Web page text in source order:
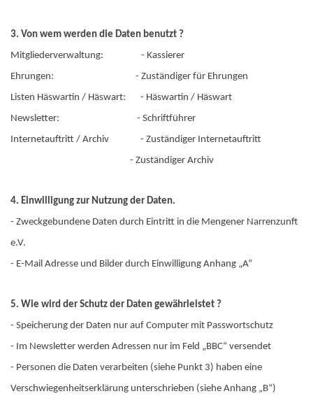
3. Von wem werden die Daten benutzt ?
Mitgliederverwaltung: - Kassierer
Ehrungen: - Zuständiger für Ehrungen
Listen Häswartin / Häswart: - Häswartin / Häswart
Newsletter: - Schriftführer
Internetauftritt / Archiv - Zuständiger Internetauftritt
- Zuständiger Archiv
4. Einwilligung zur Nutzung der Daten.
- Zweckgebundene Daten durch Eintritt in die Mengener Narrenzunft
e.V.
- E-Mail Adresse und Bilder durch Einwilligung Anhang „A“
5. Wie wird der Schutz der Daten gewährleistet ?
- Speicherung der Daten nur auf Computer mit Passwortschutz
- Im Newsletter werden Adressen nur im Feld „BBC“ versendet
- Personen die Daten verarbeiten (siehe Punkt 3) haben eine
Verschwiegenheitserklärung unterschrieben (siehe Anhang „B“)